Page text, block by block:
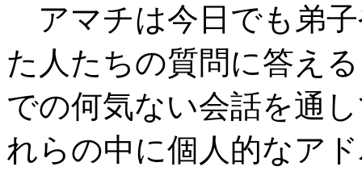
アマチは今日でも弟
た人たちの質問に答え
での何気ない会話を通
れらの中に個人的なア